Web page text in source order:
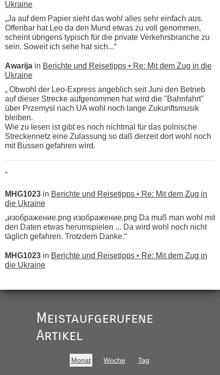
Ukraine
„Ja auf dem Papier sieht das wohl alles sehr einfach aus.
Offenbar hat Leo da den Mund etwas zu voll genommen,
scheint übrigens typisch für die private Verkehrsbranche zu
sein. Soweit ich sehe hat sich...“
Awarija in Berichte und Reisetipps • Re: Mit dem Zug in die
Ukraine
„ Obwohl der Leo-Express angeblich seit Juni den Betrieb
auf dieser Strecke aufgenommen hat wird die "Bahnfahrt"
über Przemysl nach UA wohl noch lange Zukunftsmusik
bleiben.
Wie zu lesen ist gibt es noch nichtmal für das polnische
Streckennetz eine Zulassung so daß derzeit dort wohl noch
mit Bussen gefahren wird.
“
MHG1023 in Berichte und Reisetipps • Re: Mit dem Zug in
die Ukraine
„изображение.png изображение.png Da muß man wohl mit
den Daten etwas herumspielen ... Da wird wohl noch nicht
täglich gefahren. Trotzdem Danke.“
MHG1023 in Berichte und Reisetipps • Re: Mit dem Zug in
die Ukraine
Ist korrekt, aber ich finde man hätte trotzdem im Text gleich
darauf hinweisen können.
War aber nicht "böse" gemeint ...
buchbar - warum auch immer ...
Hab´s versucht - bekomme aber immer angezeigt "auf dieser
Meistaufgerufene
Artikel
Monat Woche Tag